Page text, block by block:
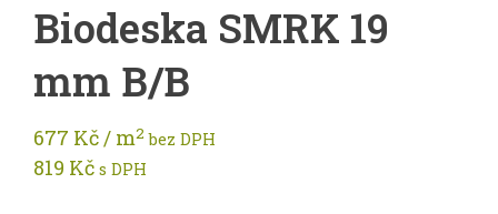
Biodeska SMRK 19
mm B/B
677 Kč/ m2 bez DPH
819 Kč s DPH